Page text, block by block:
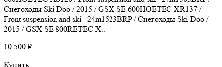
Снегоходы Ski-Doo / 2015 / GSX SE 600HOETEC XR137 /
Front suspension and ski _24m1523BRP / Снегоходы Ski-Doo /
2015 / GSX SE 800RETEC X..
10 500 ₽
Купить